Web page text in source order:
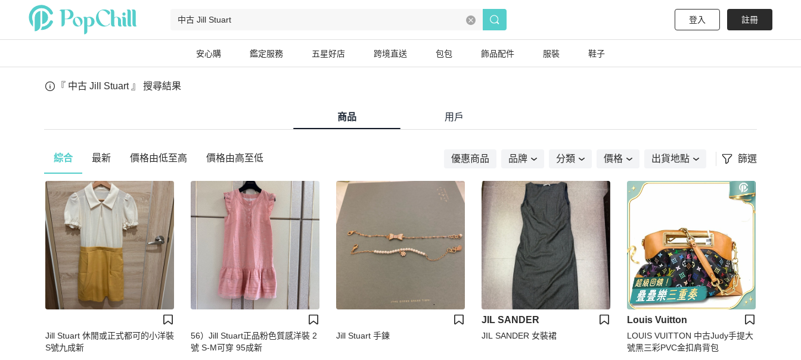
登入 註冊
安心購 鑑定服務 五星好店 跨境直送 包包 飾品配件 服裝 鞋子
『 中古 Jill Stuart 』 搜尋結果
商品 用戶
綜合 最新 價格由低至高 價格由高至低 優惠商品 品牌 分類 價格 出貨地點 篩選
Jill Stuart 休閒或正式都可的小洋裝
S號九成新
56）Jill Stuart正品粉色質感洋裝 2
號 S-M可穿 95成新
Jill Stuart 手鍊
JIL SANDER
JIL SANDER 女裝裙
Louis Vuitton
LOUIS VUITTON 中古Judy手提大
號黑三彩PVC金扣肩背包